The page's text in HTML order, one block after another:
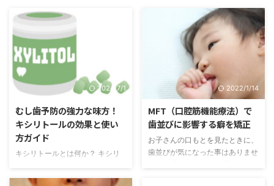
2024/7/1
むし歯予防の強力な味方！
キシリトールの効果と使い
方ガイド
キシリトールとは何か？ キシリ
で、天然の代用甘味料です。 主
2022/1/14
MFT（口腔筋機能療法）で
歯並びに影響する癖を矯正
お子さんの口もとを見たときに、
歯並びが気になった事はありませ